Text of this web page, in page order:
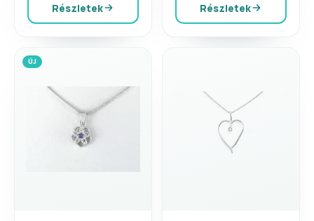
Részletek Részletek
ÚJ